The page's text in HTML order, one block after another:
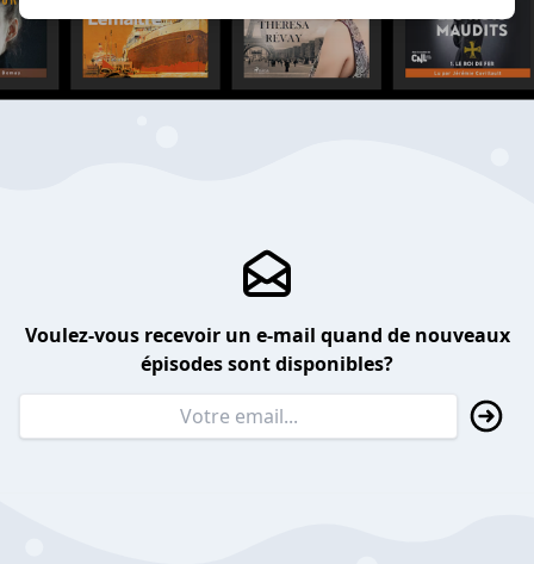
Voulez-vous recevoir un e-mail quand de nouveaux
épisodes sont disponibles?